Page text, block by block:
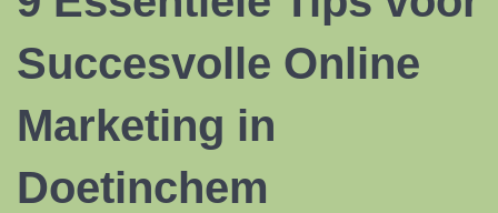
Succesvolle Online
Marketing in
Doetinchem